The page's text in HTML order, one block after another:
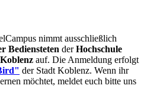
nimmt ausschließlich
Bediensteten derHochschule
auf. Die Anmeldung erfolgt
der Stadt Koblenz. Wenn ihr
möchtet, meldet euch bitte uns